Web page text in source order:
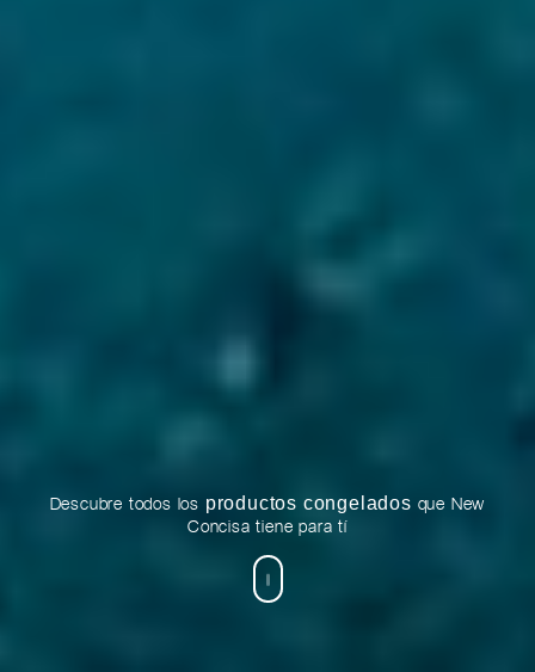
Descubre todos los productos congelados que New
Concisa tiene para tí